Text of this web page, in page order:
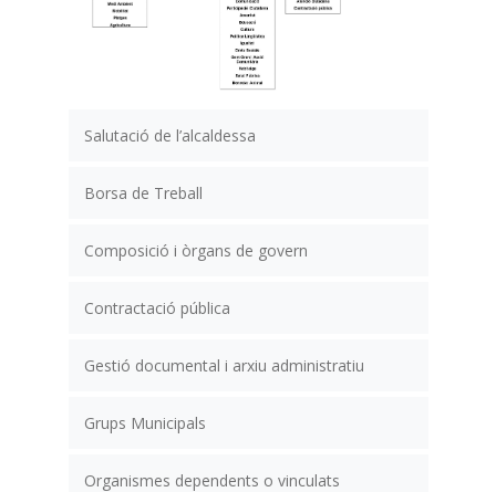
Salutació de l’alcaldessa
Borsa de Treball
Composició i òrgans de govern
Contractació pública
Gestió documental i arxiu administratiu
Grups Municipals
Organismes dependents o vinculats